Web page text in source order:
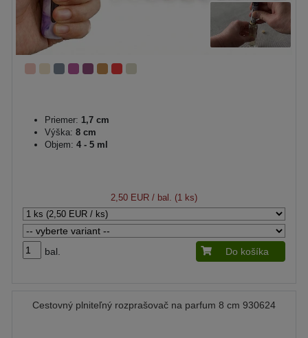
Priemer: 1,7 cm
Výška: 8 cm
Objem: 4 - 5 ml
2,50 EUR / bal. (1 ks)
bal. Do košíka
Cestovný plniteľný rozprašovač na parfum 8 cm 930624